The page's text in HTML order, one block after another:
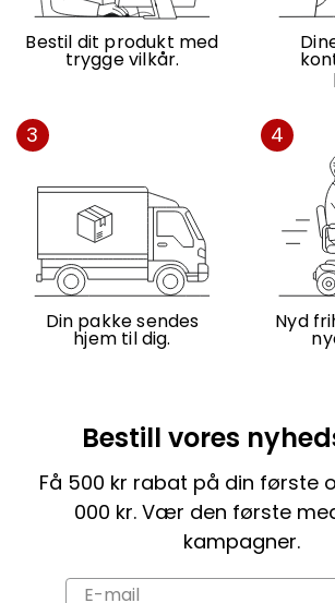
Bestil dit produkt med
trygge vilkår.
3
Din pakke sendes
hjem til dig.
4
Nyd
Bestill vores
Få 500 kr rabat på din første
000 kr. Vær den første
kampagner.